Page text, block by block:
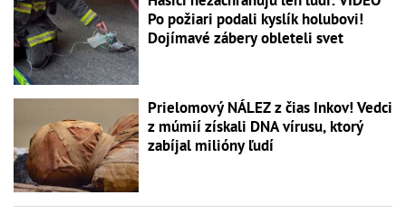
Po požiari podali kyslík holubovi!
Dojímavé zábery obleteli svet
Prielomový NÁLEZ z čias Inkov! Vedci
z múmií získali DNA vírusu, ktorý
zabíjal milióny ľudí